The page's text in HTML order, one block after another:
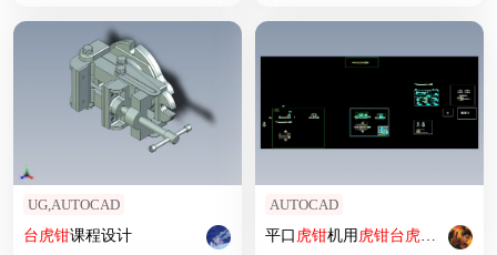
UG,AUTOCAD
台虎钳课程设计
AUTOCAD
平口 虎钳机用虎钳台虎钳 cad图